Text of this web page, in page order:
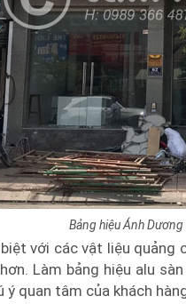
Bảng hiệu Ánh
với các vật liệu
Làm bảng hiệu alu
quan tâm của khách